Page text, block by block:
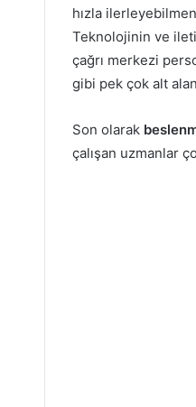
hızla
Teknolojinin ve
çağrı merkezi
gibi pek çok alt
Son olarak
çalışan uzmanlar